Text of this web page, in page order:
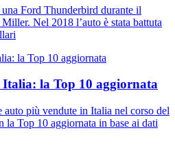
Ford Thunderbird durante il
Nel 2018 l’auto è stata battuta
la Top 10 aggiornata
auto più vendute in Italia nel corso del
la Top 10 aggiornata in base ai dati